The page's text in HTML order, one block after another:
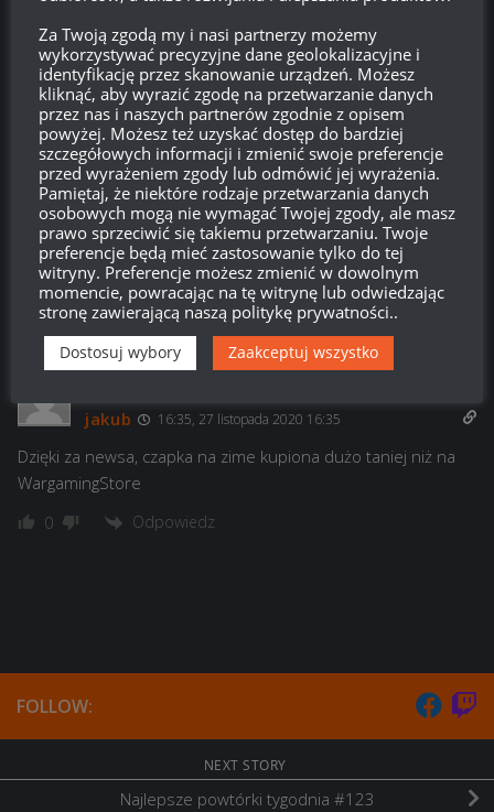
Raginis 19:41, 28 listopada 2020 19:41
Hehe, co za pomysł by chłopak reklamował ciuchy dla
facetów. Zdecydowanie wolałbym dziewczynę, najlepiej w
klimacie „Pet of the month”. Wtedy bym rozważył. Pzdr
-1 Odpowiedz
polish_badger 18:43, 27 listopada 2020 18:43
chętnie kupie u nich w sklepie kartę CCka
2 Odpowiedz
jakub 16:35, 27 listopada 2020 16:35
Dzięki za newsa, czapka na zime kupiona dużo taniej niż na
WargamingStore
0 Odpowiedz
FOLLOW:
NEXT STORY
Najlepsze powtórki tygodnia #123
Za Twoją zgodą my i nasi partnerzy możemy
wykorzystywać precyzyjne dane geolokalizacyjne i
identyfikację przez skanowanie urządzeń. Możesz
kliknąć, aby wyrazić zgodę na przetwarzanie danych
przez nas i naszych partnerów zgodnie z opisem
powyżej. Możesz też uzyskać dostęp do bardziej
szczegółowych informacji i zmienić swoje preferencje
przed wyrażeniem zgody lub odmówić jej wyrażenia.
Pamiętaj, że niektóre rodzaje przetwarzania danych
osobowych mogą nie wymagać Twojej zgody, ale masz
prawo sprzeciwić się takiemu przetwarzaniu. Twoje
preferencje będą mieć zastosowanie tylko do tej
witryny. Preferencje możesz zmienić w dowolnym
momencie, powracając na tę witrynę lub odwiedzając
stronę zawierającą naszą politykę prywatności..
Dostosuj wybory Zaakceptuj wszystko